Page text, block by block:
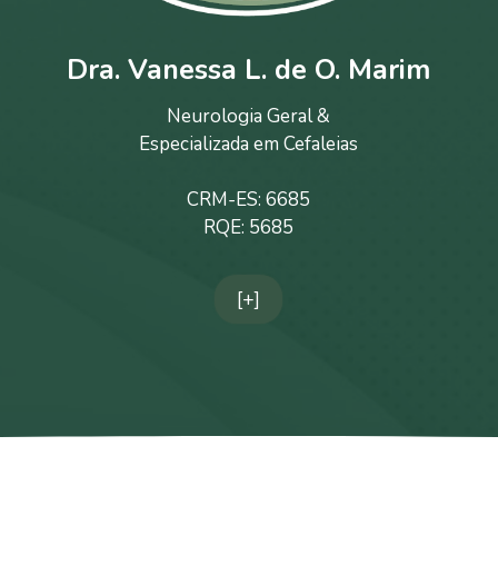
Dra. Vanessa L. de O. Marim
Neurologia Geral &
Especializada em Cefaleias
CRM-ES: 6685
RQE: 5685
[+]